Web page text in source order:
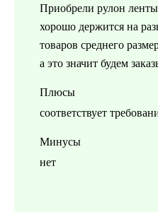
Приобрели рулон ленты
хорошо держится на
товаров среднего
а это значит будем
Плюсы
соответствует
Минусы
нет